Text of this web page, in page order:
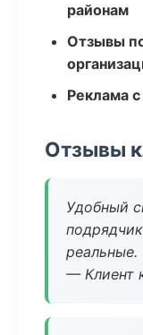
районам
Отзывы
Реклама
Отзывы
Удобный
реальные.
— Клиент